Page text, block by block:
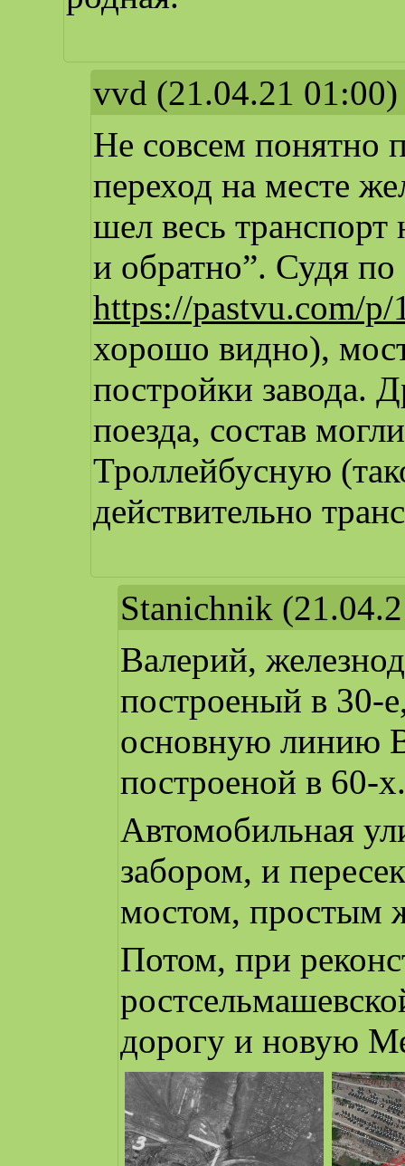
vvd (21.04.21 01:00)
Не совсем понятно
переход на месте
шел весь
и обратно”. Судя
https://pastvu.com/p/
хорошо видно),
постройки завода.
поезда, состав
Троллейбусную
действительно
Stanichnik
Валерий,
построеный в 30-
основную линию
построеной в 60-
Автомобильная
забором, и
мостом, простым
Потом, при
дорогу и новую